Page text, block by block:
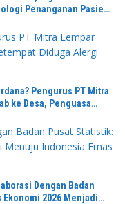
Penanganan Pasien
Pengurus PT Mitra
ke Desa, Penguasa
Dengan Badan
2026 Menjadi